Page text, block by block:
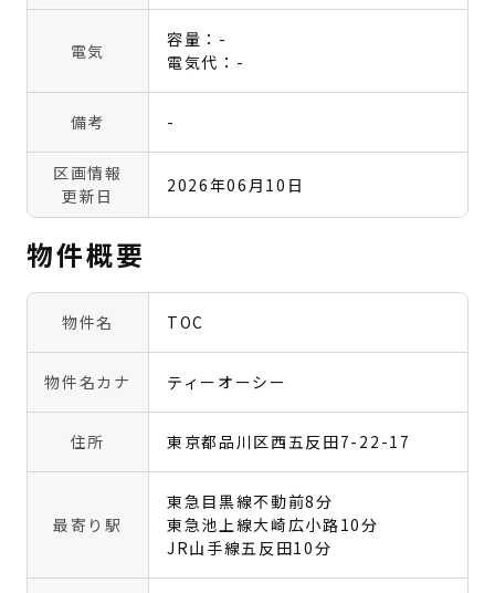
電気
容量：-
電気代：-
備考 -
区画情報
更新日
2026年06月10日
物件概要
物件名 TOC
物件名カナ ティーオーシー
住所 東京都品川区西五反田7-22-17
最寄り駅
東急目黒線不動前8分
東急池上線大崎広小路10分
JR山手線五反田10分